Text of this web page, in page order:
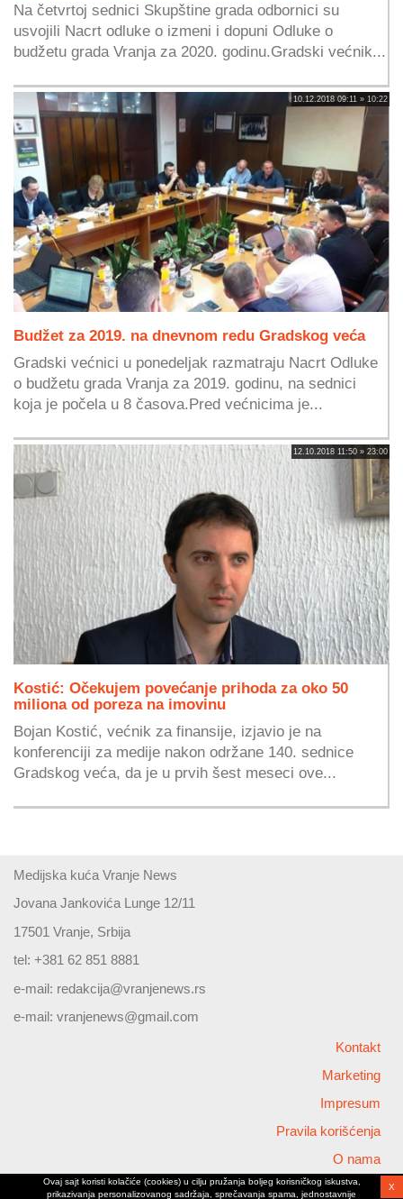
Na četvrtoj sednici Skupštine grada odbornici su
usvojili Nacrt odluke o izmeni i dopuni Odluke o
budžetu grada Vranja za 2020. godinu.Gradski većnik...
10.12.2018 09:11 » 10:22
Budžet za 2019. na dnevnom redu Gradskog veća
Gradski većnici u ponedeljak razmatraju Nacrt Odluke
o budžetu grada Vranja za 2019. godinu, na sednici
koja je počela u 8 časova.Pred većnicima je...
12.10.2018 11:50 » 23:00
Kostić: Očekujem povećanje prihoda za oko 50
miliona od poreza na imovinu
Bojan Kostić, većnik za finansije, izjavio je na
konferenciji za medije nakon održane 140. sednice
Gradskog veća, da je u prvih šest meseci ove...
Medijska kuća Vranje News
Jovana Jankovića Lunge 12/11
17501 Vranje, Srbija
tel: +381 62 851 8881
e-mail: redakcija@vranjenews.rs
e-mail: vranjenews@gmail.com
Kontakt
Marketing
Impresum
Pravila korišćenja
O nama
Copyright © 2026 Vranjenews
Ovaj sajt koristi kolačiće (cookies) u cilju pružanja boljeg korisničkog iskustva,
prikazivanja personalizovanog sadržaja, sprečavanja spama, jednostavnije
X